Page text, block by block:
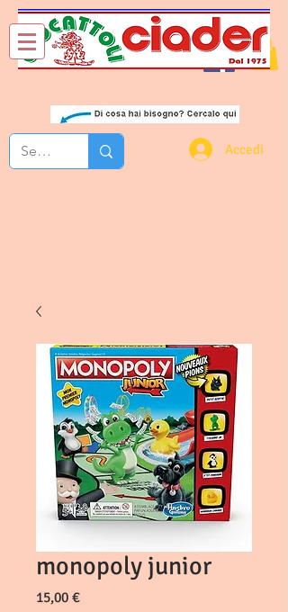
Chi Siamo Contatti
Accedi
monopoly junior
15,00 €Prezzo